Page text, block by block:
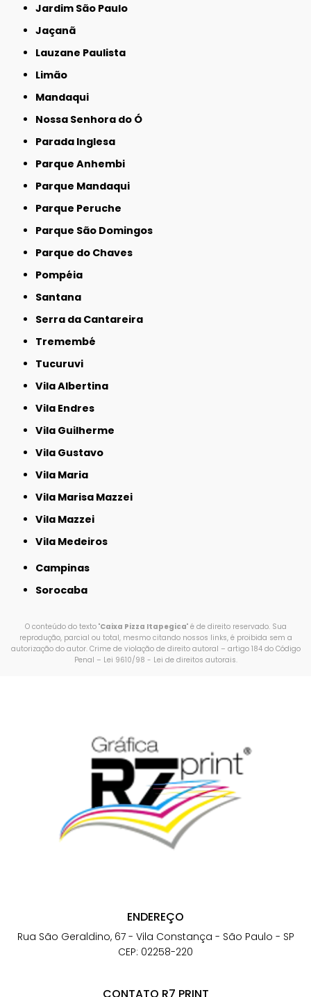
Jardim São Paulo
Jaçanã
Lauzane Paulista
Limão
Mandaqui
Nossa Senhora do Ó
Parada Inglesa
Parque Anhembi
Parque Mandaqui
Parque Peruche
Parque São Domingos
Parque do Chaves
Pompéia
Santana
Serra da Cantareira
Tremembé
Tucuruvi
Vila Albertina
Vila Endres
Vila Guilherme
Vila Gustavo
Vila Maria
Vila Marisa Mazzei
Vila Mazzei
Vila Medeiros
Campinas
Sorocaba
O conteúdo do texto "Caixa Pizza Itapegica" é de direito reservado. Sua
reprodução, parcial ou total, mesmo citando nossos links, é proibida sem a
autorização do autor. Crime de violação de direito autoral – artigo 184 do Código
Penal – Lei 9610/98 - Lei de direitos autorais.
ENDEREÇO
Rua São Geraldino, 67 - Vila Constança - São Paulo - SP
CEP: 02258-220